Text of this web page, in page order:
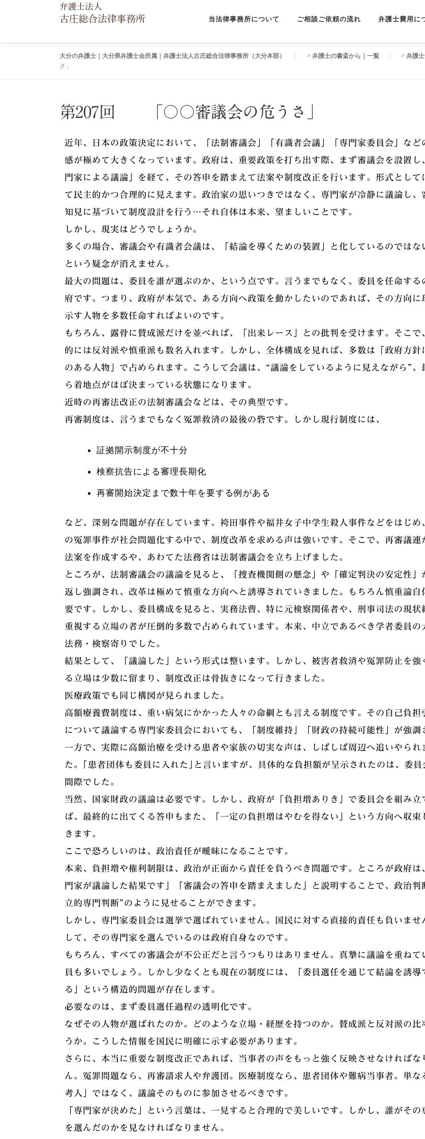
当法律事務所について ご相談ご依頼の流れ 弁護士費用に
大分の弁護士｜大分県弁護士会所属｜弁護士法人古庄総合法律事務所（大分本部） >弁護士の書斎から｜一覧 >弁護
さ」
第207回 「〇〇審議会の危うさ」
近年、日本の政策決定において、「法制審議会」「有識者会議」「専門家委員会」など
感が極めて大きくなっています。政府は、重要政策を打ち出す際、まず審議会を設置し
門家による議論」を経て、その答申を踏まえて法案や制度改正を行います。形式として
て民主的かつ合理的に見えます。政治家の思いつきではなく、専門家が冷静に議論し、
知見に基づいて制度設計を行う…それ自体は本来、望ましいことです。
しかし、現実はどうでしょうか。
多くの場合、審議会や有識者会議は、「結論を導くための装置」と化しているのではな
という疑念が消えません。
最大の問題は、委員を誰が選ぶのか、という点です。言うまでもなく、委員を任命する
府です。つまり、政府が本気で、ある方向へ政策を動かしたいのであれば、その方向に
示す人物を多数任命すればよいのです。
もちろん、露骨に賛成派だけを並べれば、「出来レース」との批判を受けます。そこで
的には反対派や慎重派も数名入れます。しかし、全体構成を見れば、多数は「政府方針
のある人物」で占められます。こうして会議は、“議論をしているように見えながら”、
ら着地点がほぼ決まっている状態になります。
近時の再審法改正の法制審議会などは、その典型です。
再審制度は、言うまでもなく冤罪救済の最後の砦です。しかし現行制度には、
証拠開示制度が不十分
検察抗告による審理長期化
再審開始決定まで数十年を要する例がある
など、深刻な問題が存在しています。袴田事件や福井女子中学生殺人事件などをはじめ
の冤罪事件が社会問題化する中で、制度改革を求める声は強いです。そこで、再審議連
法案を作成するや、あわてた法務省は法制審議会を立ち上げました。
ところが、法制審議会の議論を見ると、「捜査機関側の懸念」や「確定判決の安定性」
返し強調され、改革は極めて慎重な方向へと誘導されていきました。もちろん慎重論自
要です。しかし、委員構成を見ると、実務法曹、特に元検察関係者や、刑事司法の現状
重視する立場の者が圧倒的多数で占められています。本来、中立であるべき学者委員の
法務・検察寄りでした。
結果として、「議論した」という形式は整います。しかし、被害者救済や冤罪防止を強
る立場は少数に留まり、制度改正は骨抜きになって行きました。
医療政策でも同じ構図が見られました。
高額療養費制度は、重い病気にかかった人々の命綱とも言える制度です。その自己負担
について議論する専門家委員会においても、「制度維持」「財政の持続可能性」が強調
一方で、実際に高額治療を受ける患者や家族の切実な声は、しばしば周辺へ追いやられ
た。｢患者団体も委員に入れた｣と言いますが、具体的な負担額が呈示されたのは、委員
間際でした。
当然、国家財政の議論は必要です。しかし、政府が「負担増ありき」で委員会を組み立
ば、最終的に出てくる答申もまた、「一定の負担増はやむを得ない」という方向へ収束
きます。
ここで恐ろしいのは、政治責任が曖昧になることです。
本来、負担増や権利制限は、政治が正面から責任を負うべき問題です。ところが政府は
門家が議論した結果です」「審議会の答申を踏まえました」と説明することで、政治判
立的専門判断”のように見せることができます。
しかし、専門家委員会は選挙で選ばれていません。国民に対する直接的責任も負いませ
して、その専門家を選んでいるのは政府自身なのです。
もちろん、すべての審議会が不公正だと言うつもりはありません。真摯に議論を重ねて
員も多いでしょう。しかし少なくとも現在の制度には、「委員選任を通じて結論を誘導
る」という構造的問題が存在します。
必要なのは、まず委員選任過程の透明化です。
なぜその人物が選ばれたのか。どのような立場・経歴を持つのか。賛成派と反対派の比
うか。こうした情報を国民に明確に示す必要があります。
さらに、本当に重要な制度改正であれば、当事者の声をもっと強く反映させなければな
ん。冤罪問題なら、再審請求人や弁護団。医療制度なら、患者団体や難病当事者。単な
考人」ではなく、議論そのものに参加させるべきです。
「専門家が決めた」という言葉は、一見すると合理的で美しいです。しかし、誰がその
を選んだのかを見なければなりません。